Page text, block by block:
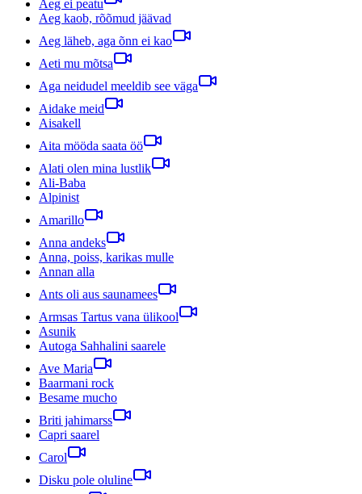
Aeg ei peatu
Aeg kaob, rõõmud jäävad
Aeg läheb, aga õnn ei kao
Aeti mu mõtsa
Aga neidudel meeldib see väga
Aidake meid
Aisakell
Aita mööda saata öö
Alati olen mina lustlik
Ali-Baba
Alpinist
Amarillo
Anna andeks
Anna, poiss, karikas mulle
Annan alla
Ants oli aus saunamees
Armsas Tartus vana ülikool
Asunik
Autoga Sahhalini saarele
Ave Maria
Baarmani rock
Besame mucho
Briti jahimarss
Capri saarel
Carol
Disku pole oluline